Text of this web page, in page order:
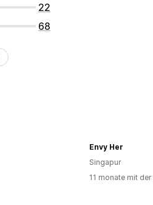
22
68
Envy Her
Singapur
11 monate mit